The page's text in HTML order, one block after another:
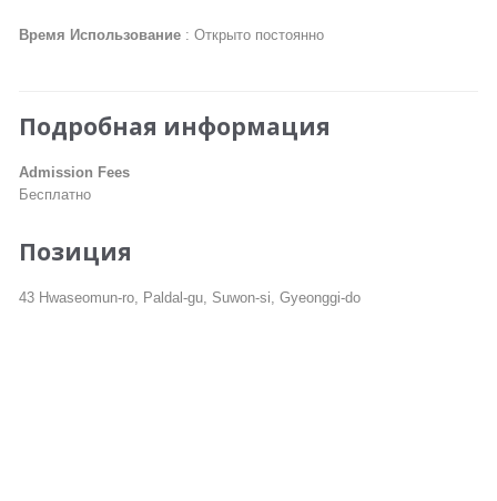
Время Использование : Открыто постоянно
Подробная информация
Admission Fees
Бесплатно
Позиция
43 Hwaseomun-ro, Paldal-gu, Suwon-si, Gyeonggi-do